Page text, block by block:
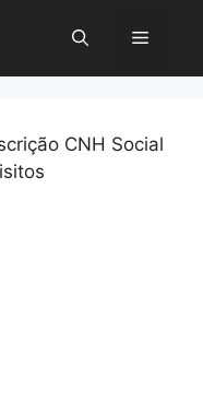
Menu
CNH Social